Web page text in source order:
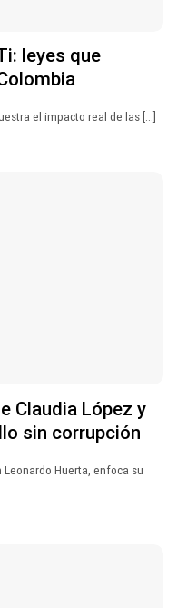
leyes que
el impacto real de las [...]
Claudia López y
sin corrupción
Huerta, enfoca su